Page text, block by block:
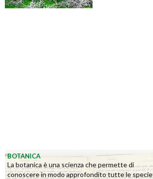
BOTANICA
La botanica è una scienza che permette di
conoscere in modo approfondito tutte le specie